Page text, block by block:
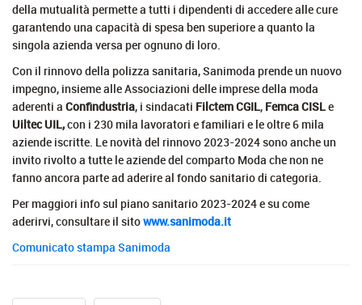
della mutualità permette a tutti i dipendenti di accedere alle cure
garantendo una capacità di spesa ben superiore a quanto la
singola azienda versa per ognuno di loro.
Con il rinnovo della polizza sanitaria, Sanimoda prende un nuovo
impegno, insieme alle Associazioni delle imprese della moda
aderenti a Confindustria, i sindacati Filctem CGIL, Femca CISLe
Uiltec UIL,con i 230 mila lavoratori e familiari e le oltre 6 mila
aziende iscritte. Le novità del rinnovo 2023-2024 sono anche un
invito rivolto a tutte le aziende del comparto Moda che non ne
fanno ancora parte ad aderire al fondo sanitario di categoria.
Per maggiori info sul piano sanitario 2023-2024 e su come
aderirvi, consultare il sitowww.sanimoda.it
Comunicato stampa Sanimoda